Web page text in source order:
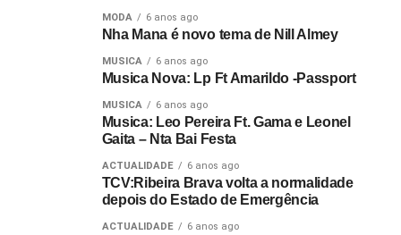
MODA 6 anos ago
Nha Mana é novo tema de Nill Almey
MUSICA 6 anos ago
Musica Nova: Lp Ft Amarildo -Passport
MUSICA 6 anos ago
Musica: Leo Pereira Ft. Gama e Leonel
Gaita – Nta Bai Festa
ACTUALIDADE 6 anos ago
TCV:Ribeira Brava volta a normalidade
depois do Estado de Emergência
ACTUALIDADE 6 anos ago